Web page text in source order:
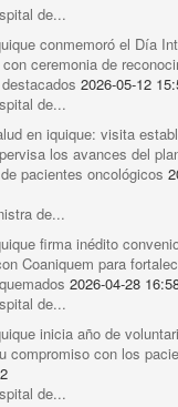
de...
conmemoró el Día
ceremonia de
2026-05-12
de...
en iquique: visita
los avances del
pacientes oncológicos
de...
firma inédito
Coaniquem para
2026-04-28
de...
inicia año de
compromiso con los
de...